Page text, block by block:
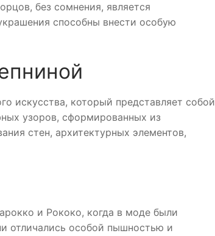
без сомнения, является
способны внести особую
искусства, который представляет собой
узоров, сформированных из
стен, архитектурных элементов,
и Рококо, когда в моде были
отличались особой пышностью и